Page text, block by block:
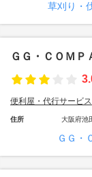
草刈り・
ＧＧ・ＣＯＭＰ
便利屋・代行サービス
住所 大阪府池
ＧＧ・